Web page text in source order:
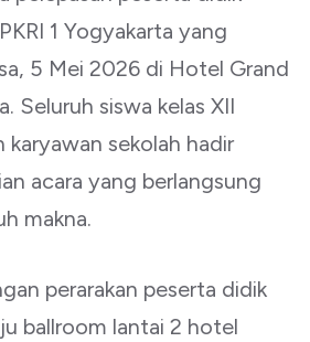
1 Yogyakarta yang
5 Mei 2026 di Hotel Grand
Seluruh siswa kelas XII
karyawan sekolah hadir
acara yang berlangsung
makna.
perarakan peserta didik
ballroom lantai 2 hotel